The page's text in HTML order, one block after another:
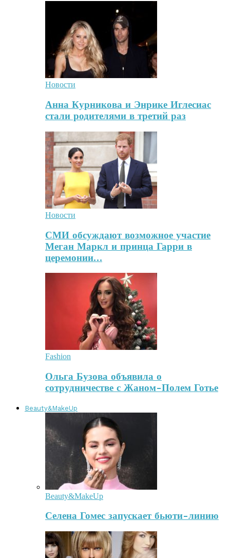
Новости
Анна Курникова и Энрике Иглесиас
стали родителями в третий раз
Новости
СМИ обсуждают возможное участие
Меган Маркл и принца Гарри в
церемонии…
Fashion
Ольга Бузова объявила о
сотрудничестве с Жаном-Полем Готье
Beauty&MakeUp
Beauty&MakeUp
Селена Гомес запускает бьюти-линию